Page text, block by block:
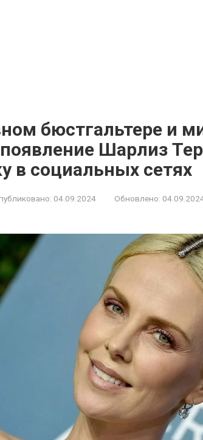
бюстгальтере и
Шарлиз
в социальных сетях
04.09.2024 Обновлено: